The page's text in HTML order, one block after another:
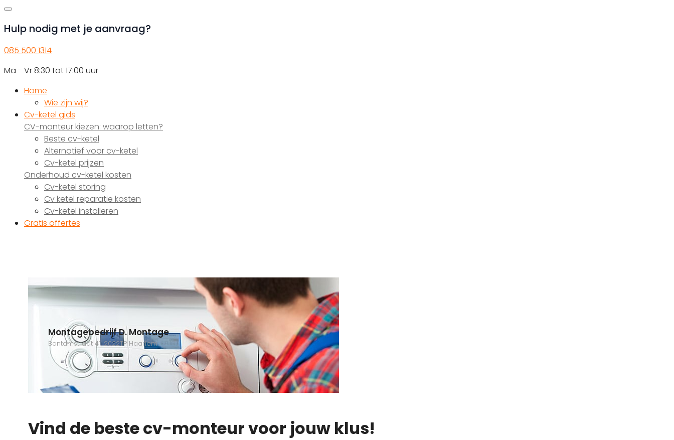
Hulp nodig met je aanvraag?
085 500 1314
Ma - Vr 8:30 tot 17:00 uur
Home
Wie zijn wij?
Cv-ketel gids
CV-monteur kiezen: waarop letten?
Beste cv-ketel
Alternatief voor cv-ketel
Cv-ketel prijzen
Onderhoud cv-ketel kosten
Cv-ketel storing
Cv ketel reparatie kosten
Cv-ketel installeren
Gratis offertes
Montagebedrijf D. Montage
Bantamstraat 41, 2022TP Haarlem
Vind de beste cv-monteur voor jouw klus!